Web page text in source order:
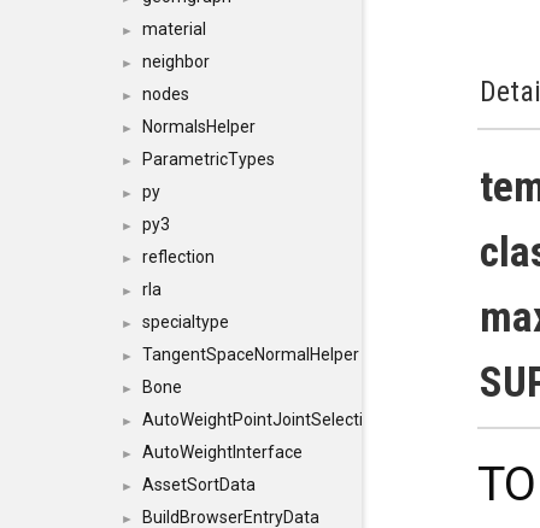
► material
► neighbor
► nodes
► NormalsHelper
► ParametricTypes
► py
► py3
► reflection
► rla
► specialtype
► TangentSpaceNormalHelper
► Bone
► AutoWeightPointJointSelections
► AutoWeightInterface
► AssetSortData
► BuildBrowserEntryData